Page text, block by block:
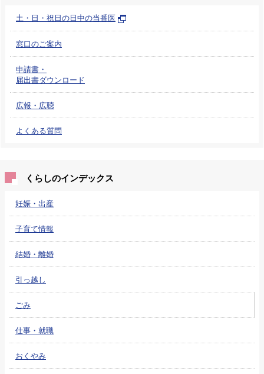
土・日・祝日の日中の当番医
窓口のご案内
申請書・
届出書ダウンロード
広報・広聴
よくある質問
くらしのインデックス
妊娠・出産
子育て情報
結婚・離婚
引っ越し
ごみ
仕事・就職
おくやみ